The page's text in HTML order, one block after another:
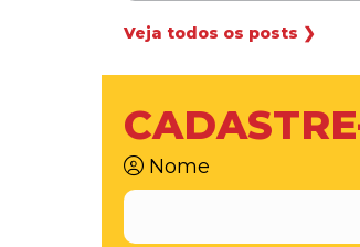
Veja todos os posts ❯
Nome